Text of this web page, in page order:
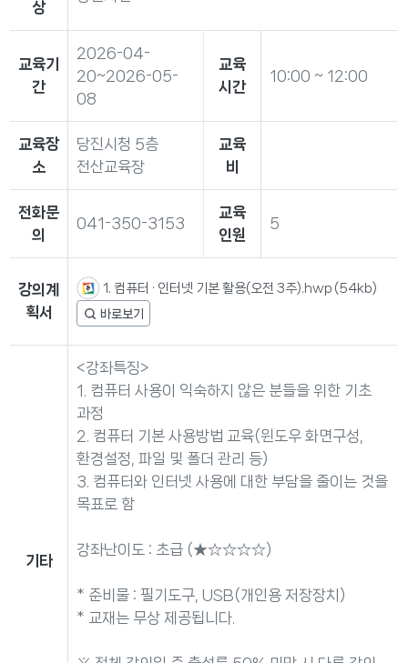
상
교육기
간
2026-04-
20~2026-05-
08
교육
시간
10:00 ~ 12:00
교육장
소
당진시청 5층
전산교육장
교육
비
전화문
의
041-350-3153
교육
인원
5
강의계
획서
1. 컴퓨터 · 인터넷 기본 활용(오전 3주).hwp (54kb)
기타
<강좌특징>
1. 컴퓨터 사용이 익숙하지 않은 분들을 위한 기초
과정
2. 컴퓨터 기본 사용방법 교육(윈도우 화면구성,
환경설정, 파일 및 폴더 관리 등)
3. 컴퓨터와 인터넷 사용에 대한 부담을 줄이는 것을
목표로 함
강좌난이도 : 초급 (★☆☆☆☆)
* 준비물 : 필기도구, USB(개인용 저장장치)
* 교재는 무상 제공됩니다.